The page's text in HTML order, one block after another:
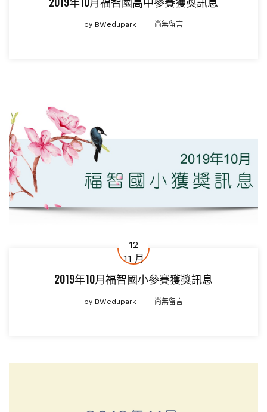
by BWedupark 尚無留言
12
11 月
2019年10月福智國小參賽獲獎訊息
by BWedupark 尚無留言